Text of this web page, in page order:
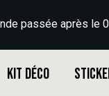
passée après le
Kit déco